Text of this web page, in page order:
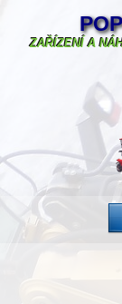
ZAŘÍZENÍ A